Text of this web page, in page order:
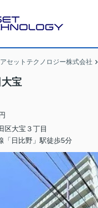
セットテクノロジー株式会社
宝
区大宝 ３丁目
「日比野」駅徒歩5分